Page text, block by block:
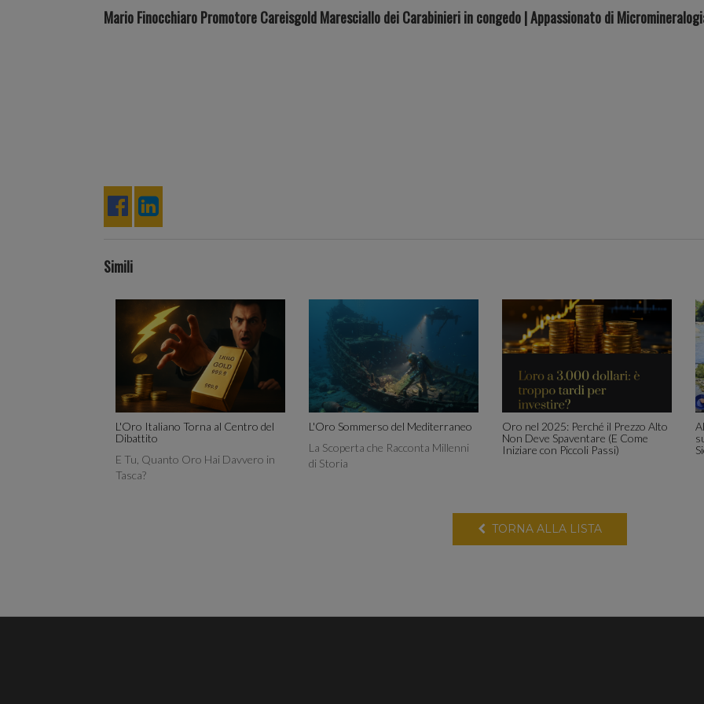
Mario Finocchiaro Promotore Careisgold Maresciallo dei Carabinieri in congedo | Appassionato di
Simili
L'Oro Italiano Torna al Centro del
Dibattito
E Tu, Quanto Oro Hai Davvero in
Tasca?
L'Oro Sommerso del Mediterraneo
La Scoperta che Racconta Millenni
di Storia
Oro nel 2025: Perché il Prezzo Alto
Non Deve Spaventare (E Come
Iniziare con Piccoli Passi)
TORNA ALLA LISTA